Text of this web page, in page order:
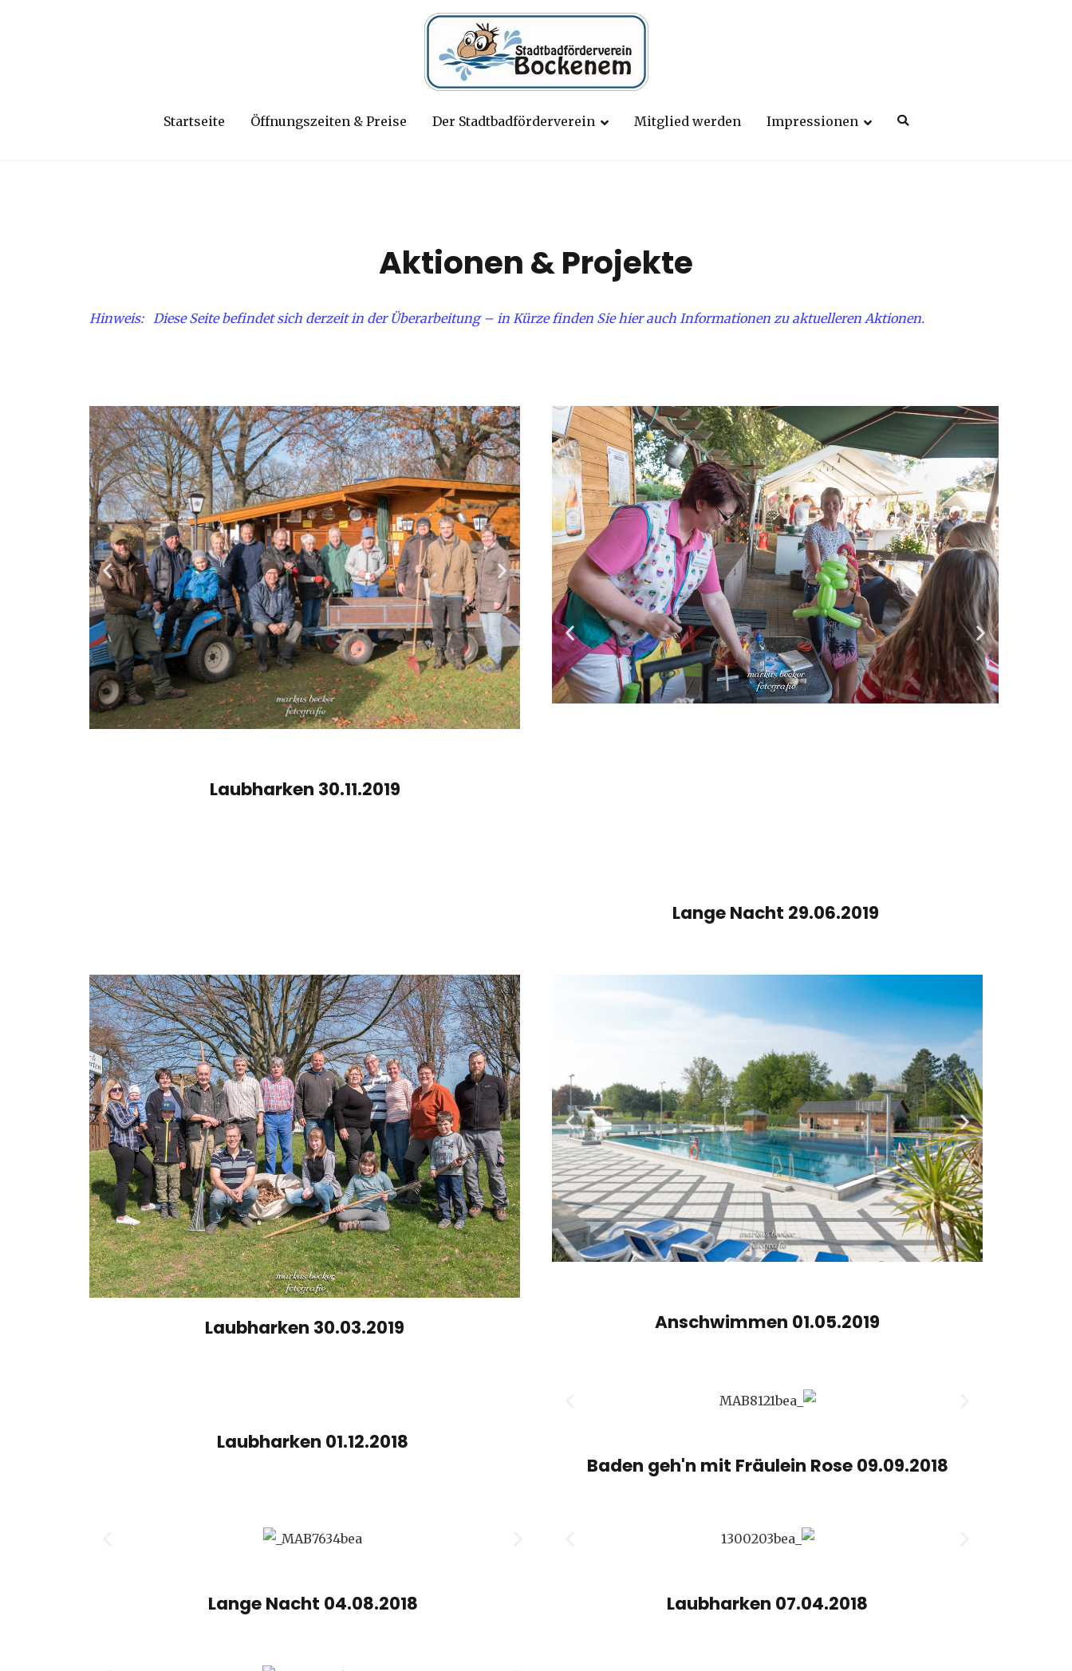
Startseite Öffnungszeiten & Preise Der Stadtbadförderverein Mitglied werden Impressionen
Aktionen & Projekte
Hinweis: Diese Seite befindet sich derzeit in der Überarbeitung – in Kürze finden Sie hier auch Informationen zu aktuelleren Aktionen.
Laubharken 30.11.2019
Lange Nacht 29.06.2019
Laubharken 30.03.2019 Anschwimmen 01.05.2019
Laubharken 01.12.2018
Baden geh'n mit Fräulein Rose 09.09.2018
Lange Nacht 04.08.2018 Laubharken 07.04.2018